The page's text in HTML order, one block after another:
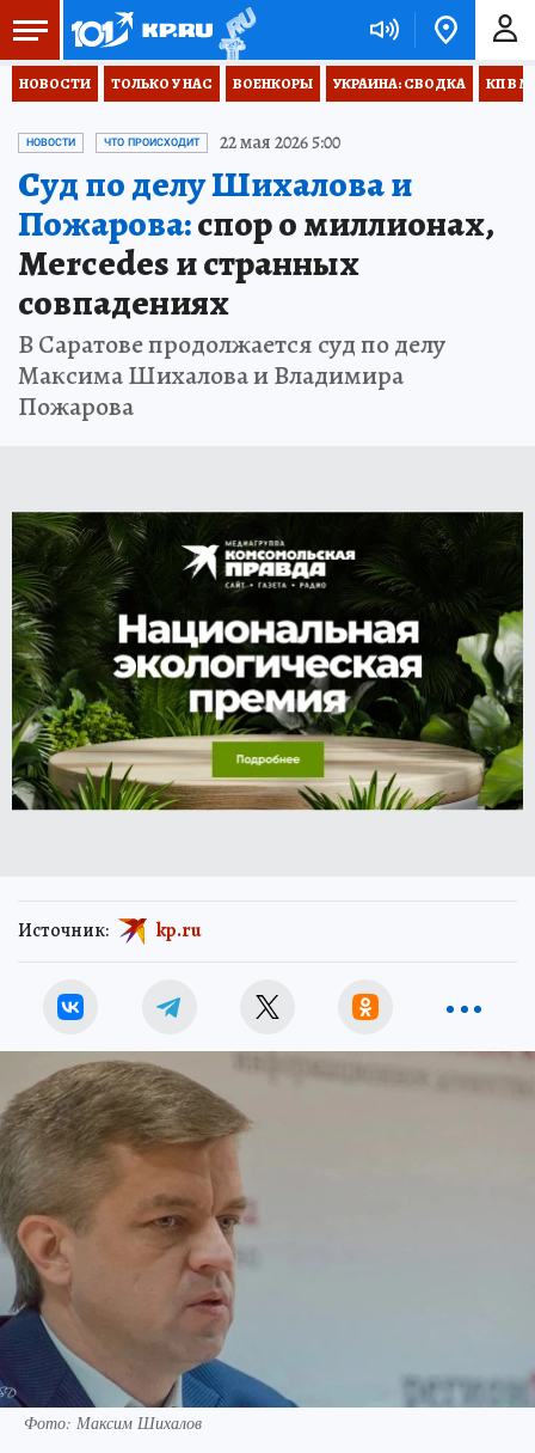
НОВОСТИ ТОЛЬКО У НАС ВОЕНКОРЫ УКРАИНА: СВОДКА КП В
НОВОСТИ ЧТО ПРОИСХОДИТ 22 мая 2026 5:00
Суд по делу Шихалова и
Пожарова:спор о миллионах,
Mercedes и странных
совпадениях
В Саратове продолжается суд по делу
Максима Шихалова и Владимира
Пожарова
Источник: kp.ru
Фото: Максим Шихалов